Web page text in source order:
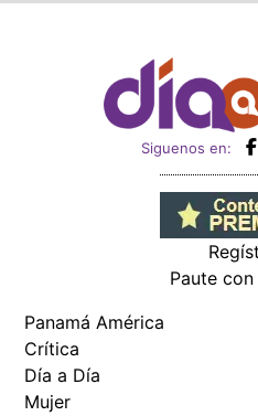
Siguenos en:
Paute
Panamá América
Crítica
Día a Día
Mujer